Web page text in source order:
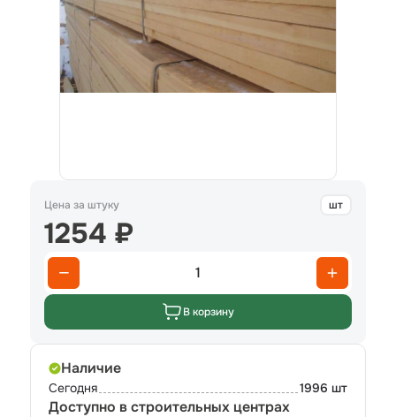
Цена за штуку шт
1254 ₽
1
В корзину
Наличие
Сегодня 1996 шт
Доступно в строительных центрах